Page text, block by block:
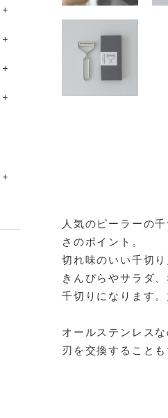
人気のピーラーの
さのポイント。
切れ味のいい千切
きんぴらやサラダ
千切りになります
オールステンレス
刃を交換すること